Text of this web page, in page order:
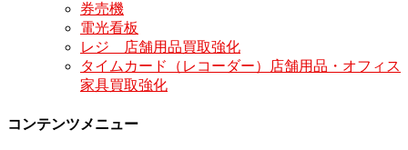
券売機
電光看板
レジ 店舗用品買取強化
タイムカード（レコーダー）店舗用品・オフィス
家具買取強化
コンテンツメニュー